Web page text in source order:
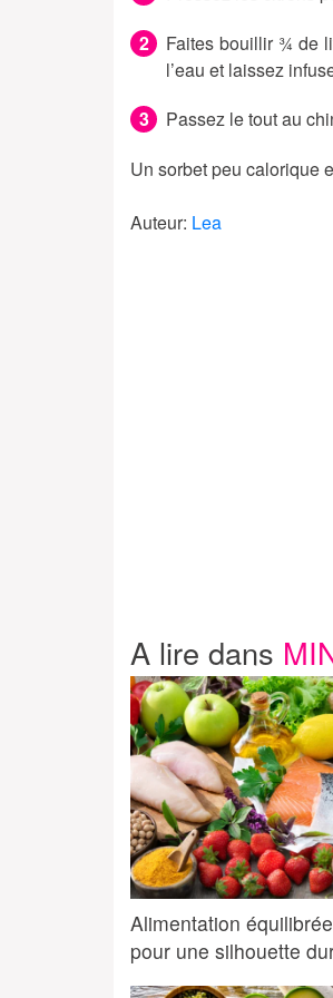
Faites bouillir ¾ de
l’eau et laissez
Passez le tout au
Un sorbet peu calorique
Auteur: Lea
A lire dans
Alimentation
pour une silhouette